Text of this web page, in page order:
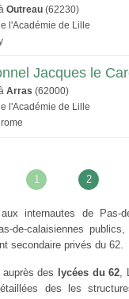
Outreau (62230)
l'Académie de Lille
Jacques le
Arras (62000)
l'Académie de Lille
1 2
internautes de Pas-
de-calaisiennes
secondaire privés du 62.
des lycées du 62,
des les